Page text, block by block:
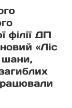
філії ДП
новий «Ліс
шани,